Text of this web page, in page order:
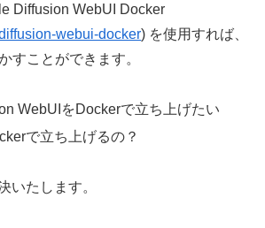
Diffusion WebUI Docker
webui-docker) を使用すれば、
すことができます。
WebUIをDockerで立ち上げたい
で立ち上げるの？
いたします。